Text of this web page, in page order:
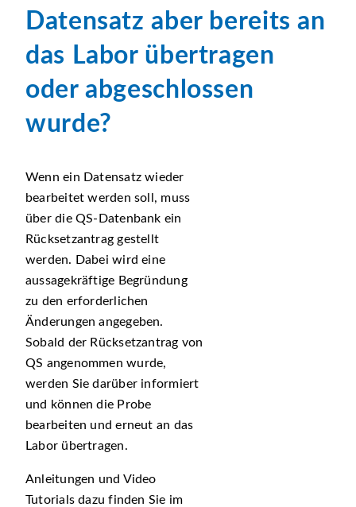
Datensatz aber bereits an
das Labor übertragen
oder abgeschlossen
wurde?
Wenn ein Datensatz wieder
bearbeitet werden soll, muss
über die QS-Datenbank ein
Rücksetzantrag gestellt
werden. Dabei wird eine
aussagekräftige Begründung
zu den erforderlichen
Änderungen angegeben.
Sobald der Rücksetzantrag von
QS angenommen wurde,
werden Sie darüber informiert
und können die Probe
bearbeiten und erneut an das
Labor übertragen.
Anleitungen und Video
Tutorials dazu finden Sie im